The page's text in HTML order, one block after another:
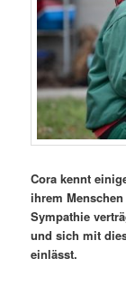
Cora kennt
ihrem
Sympathie
und sich mit
einlässt.